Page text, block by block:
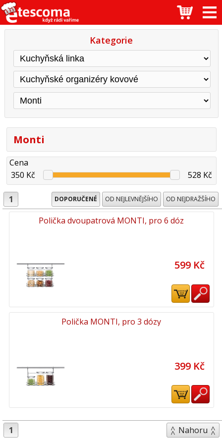
Kategorie
Monti
Cena
350 Kč
528 Kč
1 DOPORUČENÉ OD NEJLEVNĚJŠÍHO OD NEJDRAŽŠÍHO
Polička dvoupatrová MONTI, pro 6 dóz
599 Kč
Polička MONTI, pro 3 dózy
399 Kč
1 Nahoru